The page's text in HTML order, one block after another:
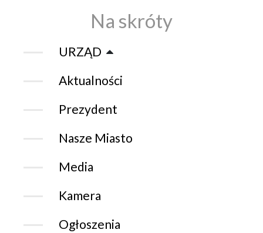
Na skróty
URZĄD
Aktualności
Prezydent
Nasze Miasto
Media
Kamera
Ogłoszenia